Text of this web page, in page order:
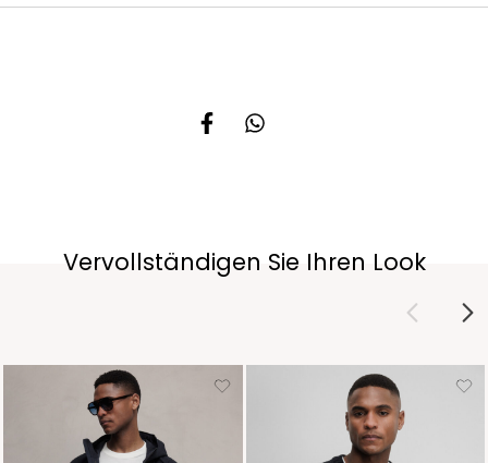
Vervollständigen Sie Ihren Look